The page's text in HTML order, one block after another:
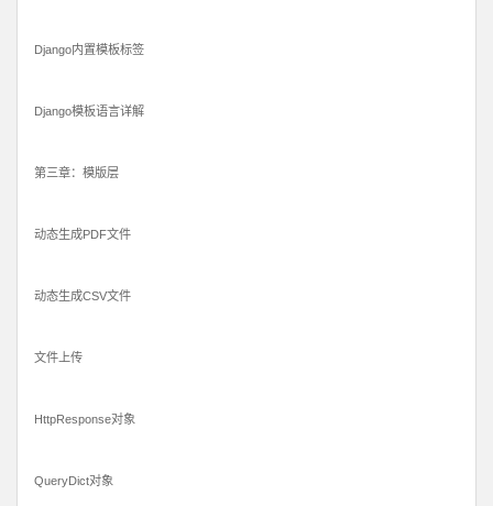
Django内置模板标签
Django模板语言详解
第三章：模版层
动态生成PDF文件
动态生成CSV文件
文件上传
HttpResponse对象
QueryDict对象